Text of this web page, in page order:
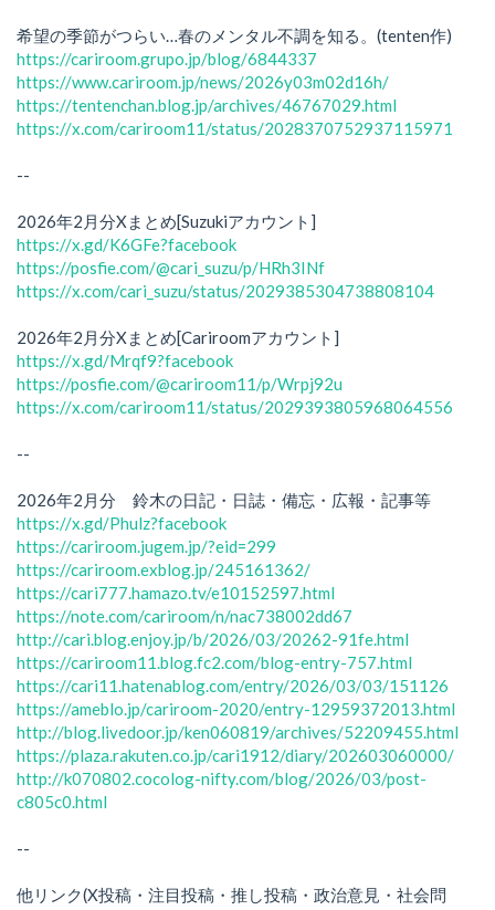
希望の季節がつらい…春のメンタル不調を知る。(tenten作)
https://cariroom.grupo.jp/blog/6844337
https://www.cariroom.jp/news/2026y03m02d16h/
https://tentenchan.blog.jp/archives/46767029.html
https://x.com/cariroom11/status/2028370752937115971
--
2026年2月分Xまとめ[Suzukiアカウント]
https://x.gd/K6GFe?facebook
https://posfie.com/@cari_suzu/p/HRh3INf
https://x.com/cari_suzu/status/2029385304738808104
2026年2月分Xまとめ[Cariroomアカウント]
https://x.gd/Mrqf9?facebook
https://posfie.com/@cariroom11/p/Wrpj92u
https://x.com/cariroom11/status/2029393805968064556
--
2026年2月分 鈴木の日記・日誌・備忘・広報・記事等
https://x.gd/Phulz?facebook
https://cariroom.jugem.jp/?eid=299
https://cariroom.exblog.jp/245161362/
https://cari777.hamazo.tv/e10152597.html
https://note.com/cariroom/n/nac738002dd67
http://cari.blog.enjoy.jp/b/2026/03/20262-91fe.html
https://cariroom11.blog.fc2.com/blog-entry-757.html
https://cari11.hatenablog.com/entry/2026/03/03/151126
https://ameblo.jp/cariroom-2020/entry-12959372013.html
http://blog.livedoor.jp/ken060819/archives/52209455.html
https://plaza.rakuten.co.jp/cari1912/diary/202603060000/
http://k070802.cocolog-nifty.com/blog/2026/03/post-
c805c0.html
--
他リンク(X投稿・注目投稿・推し投稿・政治意見・社会問